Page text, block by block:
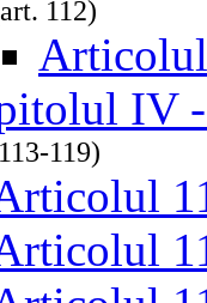
112)
IV
119)